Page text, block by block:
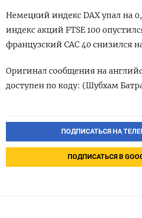
Немецкий индекс DAX упал на
индекс акций FTSE 100
французский CAC 40 снизился
Оригинал сообщения на
доступен по коду: (Шубхам
ПОДПИСАТЬСЯ НА
ПОДПИСАТЬСЯ В